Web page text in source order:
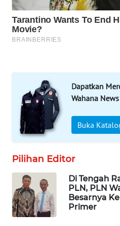
Dapatkan
Wahana News
Buka
Pilihan Editor
Di Tengah
PLN, PLN
Besarnya
Primer
WAHANA
DESA
WISATA
Wahana
Network
KONSUMEN
LISTRIK
MASYARAKAT
KELISTRIKAN
WALINKI
ID